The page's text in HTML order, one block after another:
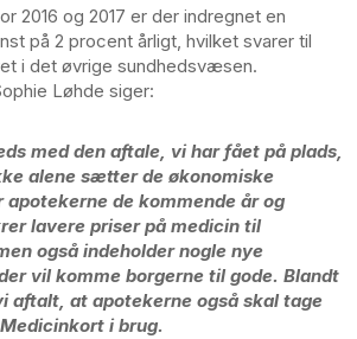
2016 og 2017 er der indregnet en
på 2 procent årligt, hvilket svarer til
i det øvrige sundhedsvæsen.
Løhde siger:
med den aftale, vi har fået på plads,
alene sætter de økonomiske
apotekerne de kommende år og
lavere priser på medicin til
også indeholder nogle nye
vil komme borgerne til gode. Blandt
aftalt, at apotekerne også skal tage
i brug.